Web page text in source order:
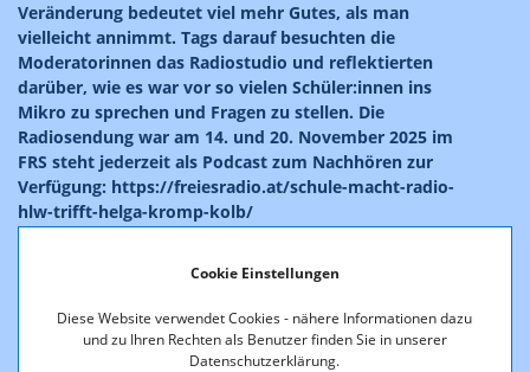
Cookie Einstellungen
Diese Website verwendet Cookies - nähere Informationen dazu
und zu Ihren Rechten als Benutzer finden Sie in unserer
Datenschutzerklärung.
Veränderung bedeutet viel mehr Gutes, als man
vielleicht annimmt. Tags darauf besuchten die
Moderatorinnen das Radiostudio und reflektierten
darüber, wie es war vor so vielen Schüler:innen ins
Mikro zu sprechen und Fragen zu stellen. Die
Radiosendung war am 14. und 20. November 2025 im
FRS steht jederzeit als Podcast zum Nachhören zur
Verfügung: https://freiesradio.at/schule-macht-radio-
hlw-trifft-helga-kromp-kolb/